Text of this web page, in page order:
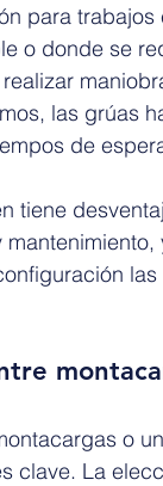
para
o donde se
las grúas
de
tiene
o
clave. La